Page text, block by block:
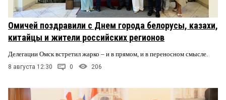
Омичей поздравили с Днем города белорусы, казахи,
китайцы и жители российских регионов
Делегации Омск встретил жарко – и в прямом, и в переносном смысле.
8 августа 12:30 0 206